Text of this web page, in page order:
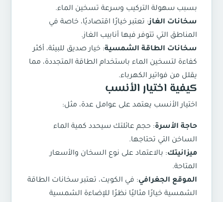
بسبب سهولة التركيب وسرعة تسخين الماء.
سخانات الغاز: تعتبر خيارًا اقتصاديًا، خاصة في
المناطق التي تتوفر فيها أنابيب الغاز.
سخانات الطاقة الشمسية: خيار صديق للبيئة، أكثر
كفاءة لتسخين الماء باستخدام الطاقة المتجددة، مما
يقلل من فواتير الكهرباء.
كيفية اختيار الأنسب
اختيار الأنسب يعتمد على عوامل عدة، مثل:
حاجة الأسرة: حجم عائلتك سيحدد كمية الماء
الساخن التي تحتاجها.
ميزانيتك: بالاعتماد على نوع السخان والأسعار
المتاحة.
الموقع الجغرافي: في الكويت، تعتبر سخانات الطاقة
الشمسية خيارًا مثاليًا نظرًا للإضاءة الشمسية